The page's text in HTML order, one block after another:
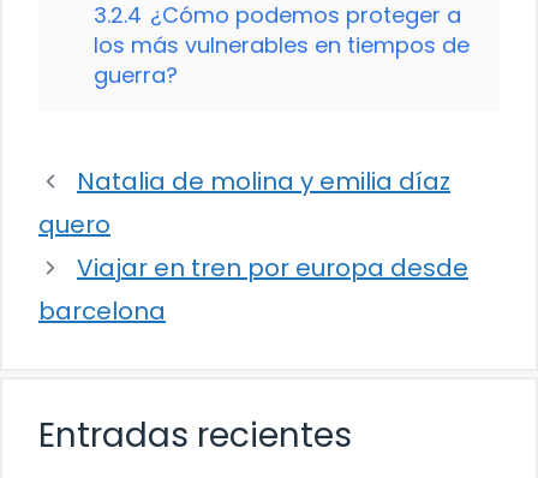
3.2.4 ¿Cómo podemos proteger a
los más vulnerables en tiempos de
guerra?
Natalia de molina y emilia díaz
quero
Viajar en tren por europa desde
barcelona
Entradas recientes